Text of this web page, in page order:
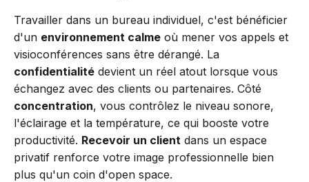
Travailler dans un bureau individuel, c'est bénéficier
d'un environnement calme où mener vos appels et
visioconférences sans être dérangé. La
confidentialité devient un réel atout lorsque vous
échangez avec des clients ou partenaires. Côté
concentration, vous contrôlez le niveau sonore,
l'éclairage et la température, ce qui booste votre
productivité. Recevoir un client dans un espace
privatif renforce votre image professionnelle bien
plus qu'un coin d'open space.